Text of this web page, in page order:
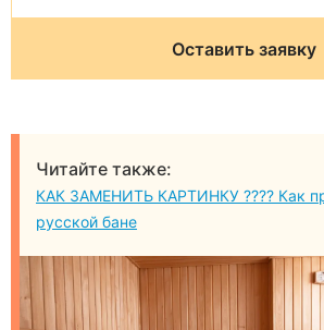
Оставить заявку
Читайте также:
КАК ЗАМЕНИТЬ КАРТИНКУ ???? Как
русской бане